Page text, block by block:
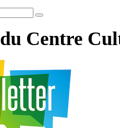
du Centre